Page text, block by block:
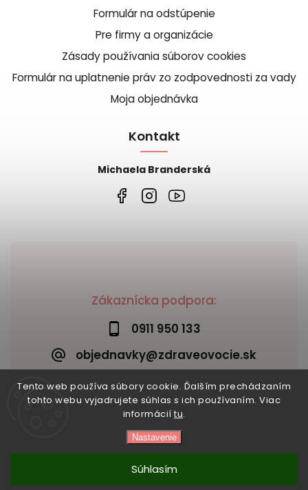
Tento web používa súbory cookie. Ďalším prechádzaním
tohto webu vyjadrujete súhlas s ich používaním. Viac
informácií tu.
Nastavenie
Súhlasím
Zákaznícka podpora:
0911 950 133
objednavky@zdraveovocie.sk
Formulár na odstúpenie
Pre firmy a organizácie
Zásady používania súborov cookies
Formulár na uplatnenie práv zo zodpovednosti za vady
Moja objednávka
Kontakt
Michaela Branderská
Zdravé ovocie. Všetky práva vyhradené.
Shoptet | Design